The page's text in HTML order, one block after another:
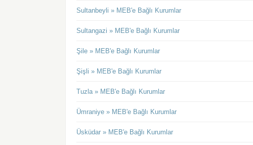
Sultanbeyli » MEB'e Bağlı Kurumlar
Sultangazi » MEB'e Bağlı Kurumlar
Şile » MEB'e Bağlı Kurumlar
Şişli » MEB'e Bağlı Kurumlar
Tuzla » MEB'e Bağlı Kurumlar
Ümraniye » MEB'e Bağlı Kurumlar
Üsküdar » MEB'e Bağlı Kurumlar